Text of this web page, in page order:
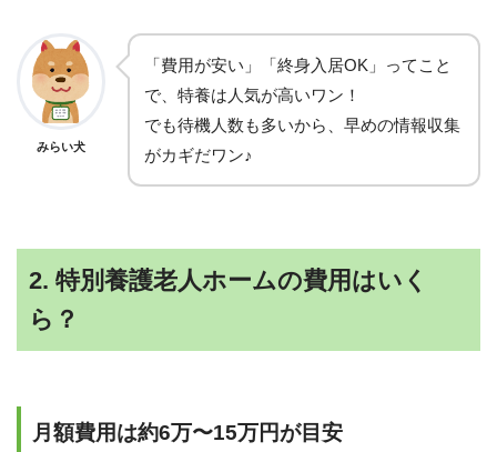
みらい犬
「費用が安い」「終身入居OK」ってこと
で、特養は人気が高いワン！
でも待機人数も多いから、早めの情報収集
がカギだワン♪
2. 特別養護老人ホームの費用はいく
ら？
月額費用は約6万〜15万円が目安